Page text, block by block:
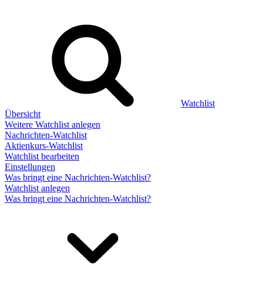
Watchlist
Übersicht
Weitere Watchlist anlegen
Nachrichten-Watchlist
Aktienkurs-Watchlist
Watchlist bearbeiten
Einstellungen
Was bringt eine Nachrichten-Watchlist?
Watchlist anlegen
Was bringt eine Nachrichten-Watchlist?